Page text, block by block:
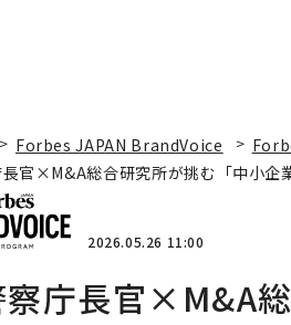
Forbes JAPAN BrandVoice
官×M&A総合研究所が挑む「中小企
2026.05.26 11:00
庁長官×M&A